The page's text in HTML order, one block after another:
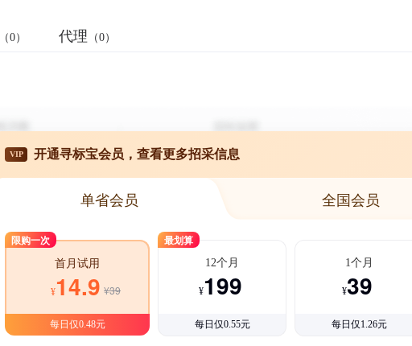
（0） 代理 （0）
VIP 开通寻标宝会员，查看更多招采信息
单省会员 全国会员
限购一次
首月试用
¥14.9 ¥39
每日仅0.48元
最划算
12个月
¥199
每日仅0.55元
1个月
¥39
每日仅1.26元